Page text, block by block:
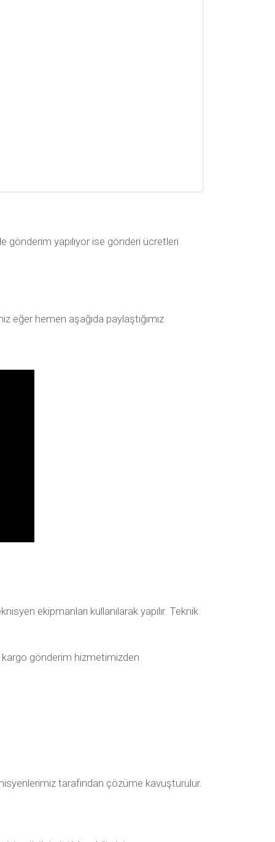
gönderim yapılıyor ise gönderi ücretleri
eğer hemen aşağıda paylaştığımız
ekipmanları kullanılarak yapılır. Teknik
kargo gönderim hizmetimizden
tarafından çözüme kavuşturulur.